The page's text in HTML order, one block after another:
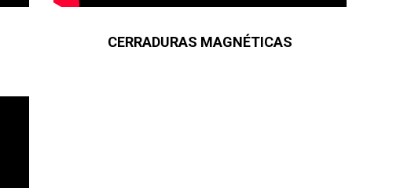
CERRADURAS MAGNÉTICAS